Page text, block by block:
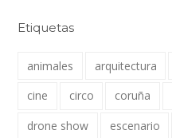
Etiquetas
animales arquitectura
cine
circo coruña
drone show
escenario